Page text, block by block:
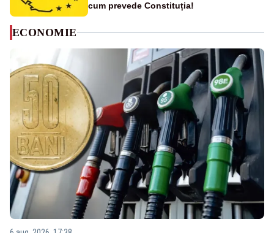
cum prevede Constituția!
ECONOMIE